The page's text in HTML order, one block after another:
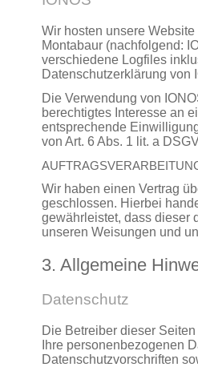
Wir hosten unsere
Montabaur (nachfolgend:
verschiedene Logfiles
Datenschutzerklärung von
Die Verwendung von
berechtigtes Interesse an
entsprechende
von Art. 6 Abs. 1 lit. a
Wir haben einen Vertrag
geschlossen. Hierbei
gewährleistet, dass dieser
unseren Weisungen und
3. Allgemeine
Datenschutz
Die Betreiber dieser
Ihre personenbezogenen
Datenschutzvorschriften